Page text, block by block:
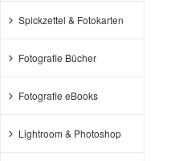
Spickzettel & Fotokarten
Fotografie Bücher
Fotografie eBooks
Lightroom & Photoshop